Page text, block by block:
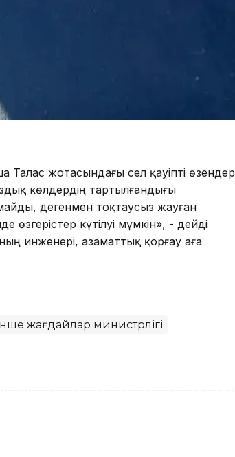
Талас жотасындағы сел қауіпті өзендер
көлдердің тартылғандығы
дегенмен тоқтаусыз жауған
күтілуі мүмкін», - дейді
инженері, азаматтық қорғау аға
жағдайлар министрлігі